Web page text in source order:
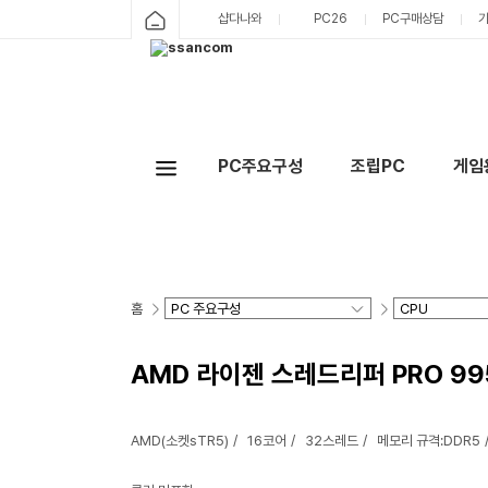
샵다나와 PC26 PC구매상담
PC주요구성 조립PC 게
홈
AMD 라이젠 스레드리퍼 PRO
AMD(소켓sTR5) 16코어 32스레드 메모리 규격:DDR5